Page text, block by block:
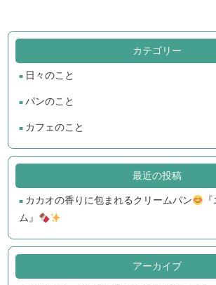
カテゴリー
日々のこと
パンのこと
カフェのこと
最近の投稿
カカオの香りに包まれるクリームパン
ム』
アーカイブ